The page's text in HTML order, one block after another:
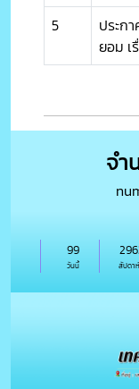
5
ประก
ยอม เ
จำ
วันนี้
99
สัปดา